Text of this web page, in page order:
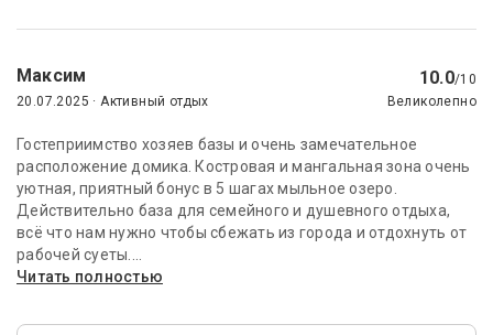
Максим 10.0/10
20.07.2025 · Активный отдых
Великолепно
Гостеприимство хозяев базы и очень замечательное
расположение домика. Костровая и мангальная зона очень
уютная, приятный бонус в 5 шагах мыльное озеро.
Действительно база для семейного и душевного отдыха,
всё что нам нужно чтобы сбежать из города и отдохнуть от
рабочей суеты....
Читать полностью